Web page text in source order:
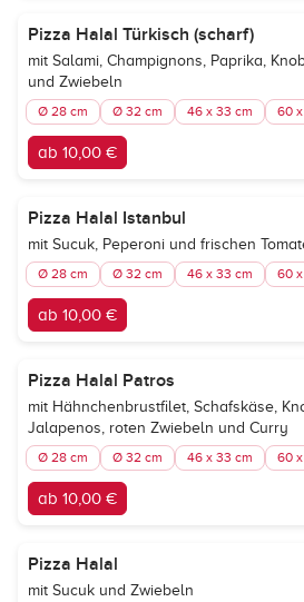
Pizza Halal Türkisch (scharf)
mit Salami, Champignons, Paprika,
und Zwiebeln
Ø 28 cm Ø 32 cm 46 x 33 cm 60
ab 10,00 €
Pizza Halal Istanbul
mit Sucuk, Peperoni und frischen
Ø 28 cm Ø 32 cm 46 x 33 cm 60
ab 10,00 €
Pizza Halal Patros
mit Hähnchenbrustfilet, Schafskäse,
Jalapenos, roten Zwiebeln und Curry
Ø 28 cm Ø 32 cm 46 x 33 cm 60
ab 10,00 €
Pizza Halal
mit Sucuk und Zwiebeln